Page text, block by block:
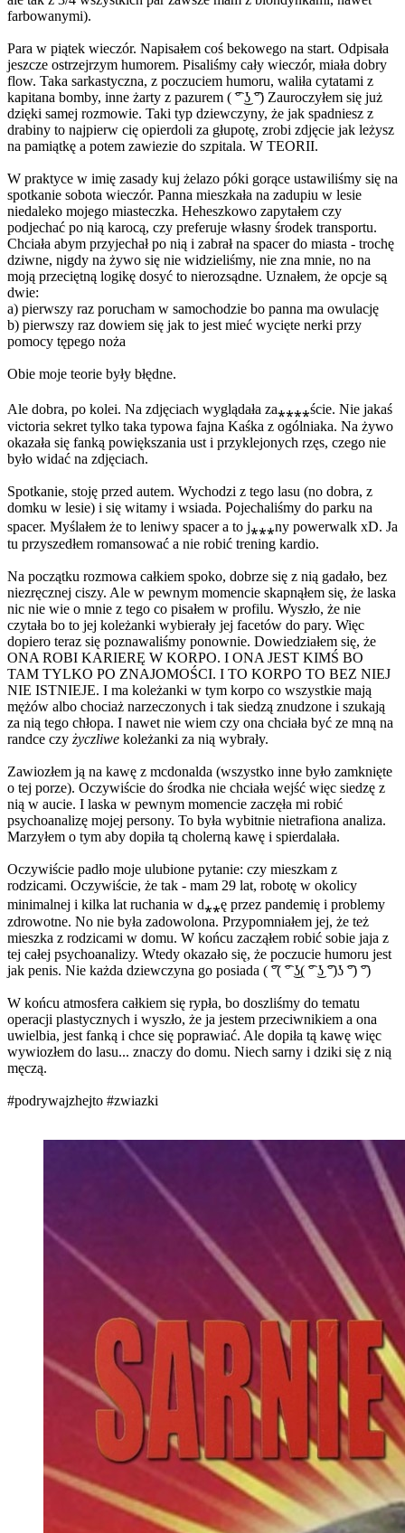
farbowanymi).
Para w piątek wieczór. Napisałem coś bekowego na start. Odpisała
jeszcze ostrzejrzym humorem. Pisaliśmy cały wieczór, miała dobry
flow. Taka sarkastyczna, z poczuciem humoru, waliła cytatami z
kapitana bomby, inne żarty z pazurem ( ͡° ͜ʖ ͡°) Zauroczyłem się już
dzięki samej rozmowie. Taki typ dziewczyny, że jak spadniesz z
drabiny to najpierw cię opierdoli za głupotę, zrobi zdjęcie jak leżysz
na pamiątkę a potem zawiezie do szpitala. W TEORII.
W praktyce w imię zasady kuj żelazo póki gorące ustawiliśmy się na
spotkanie sobota wieczór. Panna mieszkała na zadupiu w lesie
niedaleko mojego miasteczka. Heheszkowo zapytałem czy
podjechać po nią karocą, czy preferuje własny środek transportu.
Chciała abym przyjechał po nią i zabrał na spacer do miasta - trochę
dziwne, nigdy na żywo się nie widzieliśmy, nie zna mnie, no na
moją przeciętną logikę dosyć to nierozsądne. Uznałem, że opcje są
dwie:
a) pierwszy raz porucham w samochodzie bo panna ma owulację
b) pierwszy raz dowiem się jak to jest mieć wycięte nerki przy
pomocy tępego noża
Obie moje teorie były błędne.
Ale dobra, po kolei. Na zdjęciach wyglądała za⁎⁎⁎⁎ście. Nie jakaś
victoria sekret tylko taka typowa fajna Kaśka z ogólniaka. Na żywo
okazała się fanką powiększania ust i przyklejonych rzęs, czego nie
było widać na zdjęciach.
Spotkanie, stoję przed autem. Wychodzi z tego lasu (no dobra, z
domku w lesie) i się witamy i wsiada. Pojechaliśmy do parku na
spacer. Myślałem że to leniwy spacer a to j⁎⁎⁎ny powerwalk xD. Ja
tu przyszedłem romansować a nie robić trening kardio.
Na początku rozmowa całkiem spoko, dobrze się z nią gadało, bez
niezręcznej ciszy. Ale w pewnym momencie skapnąłem się, że laska
nic nie wie o mnie z tego co pisałem w profilu. Wyszło, że nie
czytała bo to jej koleżanki wybierały jej facetów do pary. Więc
dopiero teraz się poznawaliśmy ponownie. Dowiedziałem się, że
ONA ROBI KARIERĘ W KORPO. I ONA JEST KIMŚ BO
TAM TYLKO PO ZNAJOMOŚCI. I TO KORPO TO BEZ NIEJ
NIE ISTNIEJE. I ma koleżanki w tym korpo co wszystkie mają
mężów albo chociaż narzeczonych i tak siedzą znudzone i szukają
za nią tego chłopa. I nawet nie wiem czy ona chciała być ze mną na
randce czy życzliwe koleżanki za nią wybrały.
Zawiozłem ją na kawę z mcdonalda (wszystko inne było zamknięte
o tej porze). Oczywiście do środka nie chciała wejść więc siedzę z
nią w aucie. I laska w pewnym momencie zaczęła mi robić
psychoanalizę mojej persony. To była wybitnie nietrafiona analiza.
Marzyłem o tym aby dopiła tą cholerną kawę i spierdalała.
Oczywiście padło moje ulubione pytanie: czy mieszkam z
rodzicami. Oczywiście, że tak - mam 29 lat, robotę w okolicy
minimalnej i kilka lat ruchania w d⁎⁎ę przez pandemię i problemy
zdrowotne. No nie była zadowolona. Przypomniałem jej, że też
mieszka z rodzicami w domu. W końcu zacząłem robić sobie jaja z
tej całej psychoanalizy. Wtedy okazało się, że poczucie humoru jest
jak penis. Nie każda dziewczyna go posiada ( ͡°( ͡° ͜ʖ( ͡° ͜ʖ ͡°)ʖ ͡°) ͡°)
W końcu atmosfera całkiem się rypła, bo doszliśmy do tematu
operacji plastycznych i wyszło, że ja jestem przeciwnikiem a ona
uwielbia, jest fanką i chce się poprawiać. Ale dopiła tą kawę więc
wywiozłem do lasu... znaczy do domu. Niech sarny i dziki się z nią
męczą.
#podrywajzhejto #zwiazki